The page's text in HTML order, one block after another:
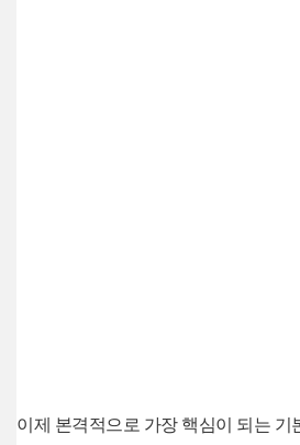
이제 본격적으로 가장 핵심이 되는 기